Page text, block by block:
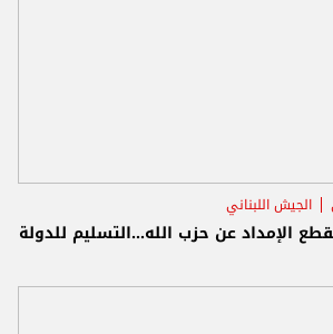
الجيش اللبناني
الإمداد عن حزب الله...التسليم للدولة